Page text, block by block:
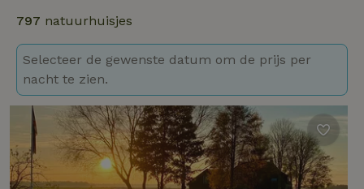
797 natuurhuisjes
Selecteer de gewenste datum om de prijs per
nacht te zien.